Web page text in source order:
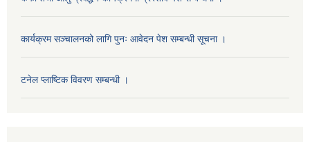
कार्यक्रम सञ्चालनको लागि पुनः आवेदन पेश सम्बन्धी सूचना ।
टनेल प्लाष्टिक विवरण सम्बन्धी ।